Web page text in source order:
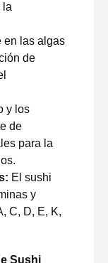
la
en las algas
de
y los
de
para la
El sushi
y
C, D, E, K,
Sushi